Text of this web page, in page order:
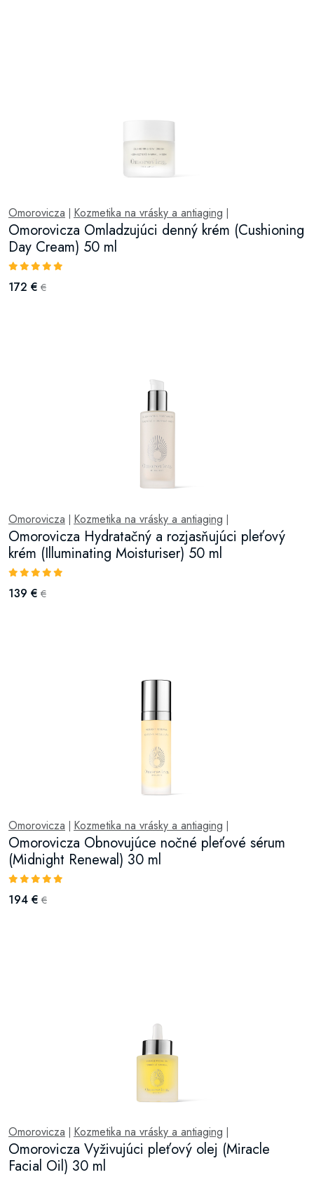
Omorovicza Kozmetika na vrásky a antiaging
Omorovicza Omladzujúci denný krém (Cushioning
Day Cream) 50 ml
172 € €
Omorovicza Kozmetika na vrásky a antiaging
Omorovicza Hydratačný a rozjasňujúci pleťový
krém (Illuminating Moisturiser) 50 ml
139 € €
Omorovicza Kozmetika na vrásky a antiaging
Omorovicza Obnovujúce nočné pleťové sérum
(Midnight Renewal) 30 ml
194 € €
Omorovicza Kozmetika na vrásky a antiaging
Omorovicza Vyživujúci pleťový olej (Miracle
Facial Oil) 30 ml